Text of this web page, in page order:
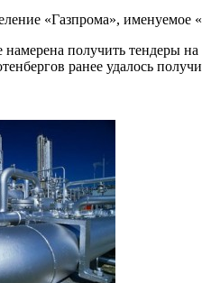
«Газпрома», именуемое
получить тендеры на
ранее удалось